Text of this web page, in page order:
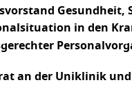
Gesundheit,
in den
an der Uniklinik